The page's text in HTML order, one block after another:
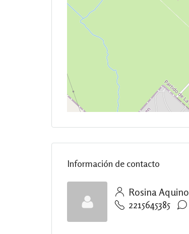
Información de contacto
Rosina Aquino
2215645385